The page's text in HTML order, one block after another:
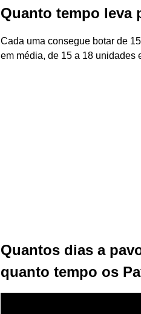
Quanto tempo leva
Cada uma consegue botar de
em média, de 15 a 18 unidades
Quantos dias a
quanto tempo os